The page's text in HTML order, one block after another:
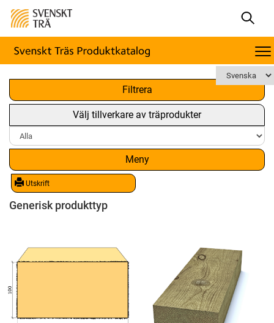
Filtrera
Välj tillverkare av träprodukter
Meny
Utskrift
x
Generisk produkttyp